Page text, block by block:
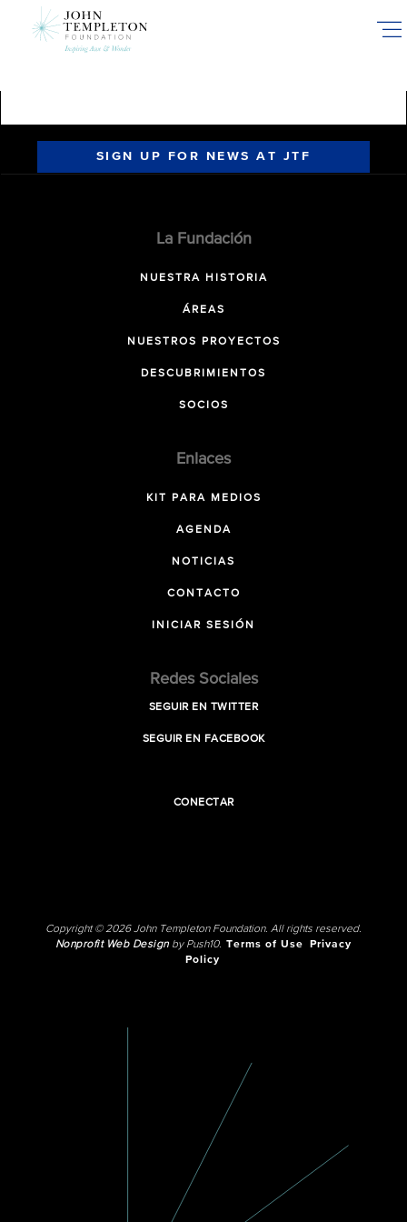
SIGN UP FOR NEWS AT JTF
La Fundación
NUESTRA HISTORIA
ÁREAS
NUESTROS PROYECTOS
DESCUBRIMIENTOS
SOCIOS
Enlaces
KIT PARA MEDIOS
AGENDA
NOTICIAS
CONTACTO
INICIAR SESIÓN
Redes Sociales
SEGUIR EN TWITTER
SEGUIR EN FACEBOOK
CONECTAR
Copyright © 2026 John Templeton Foundation. All rights reserved.
Nonprofit Web Designby Push10. Terms of Use
Privacy
Policy